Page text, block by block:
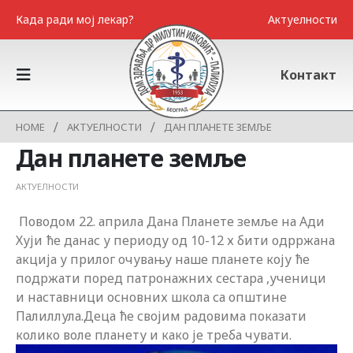
Када ради мој лекар? Актуелности
Контакт
HOME АКТУЕЛНОСТИ ДАН ПЛАНЕТЕ ЗЕМЉЕ
Дан планете земље
АКТУЕЛНОСТИ
Поводом 22. априла Дана Планете земље на Ади
Хуји ће данас у периоду од 10-12 х бити одрржана
акција у прилог очувању наше планете коју ће
подржати поред патронажних сестара ,ученици
и наставници основних школа са општине
Палиллула.Деца ће својим радовима показати
колико воле планету и како је треба чувати.